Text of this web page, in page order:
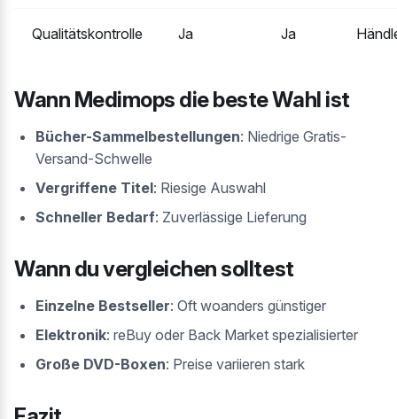
Qualitätskontrolle Ja Ja
Wann Medimops die beste Wahl ist
Bücher-Sammelbestellungen: Niedrige Gratis-
Versand-Schwelle
Vergriffene Titel: Riesige Auswahl
Schneller Bedarf: Zuverlässige Lieferung
Wann du vergleichen solltest
Einzelne Bestseller: Oft woanders günstiger
Elektronik: reBuy oder Back Market spezialisierter
Große DVD-Boxen: Preise variieren stark